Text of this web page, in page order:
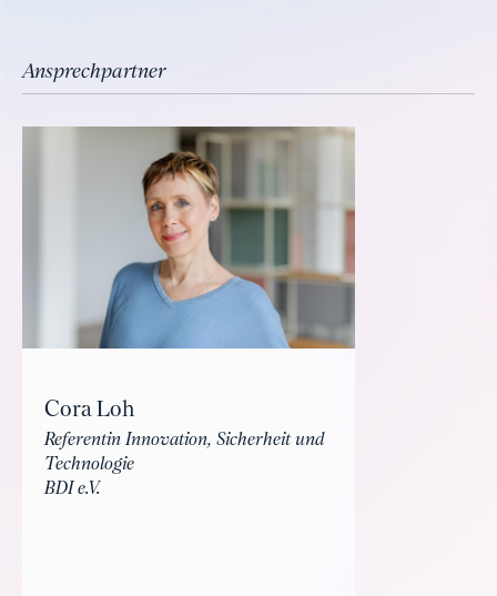
Ansprechpartner
Cora Loh
Referentin Innovation, Sicherheit und
Technologie
BDI e.V.